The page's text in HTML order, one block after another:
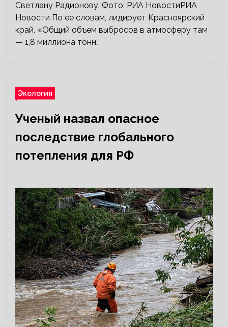
Светлану Радионову. Фото: РИА НовостиРИА
Новости По ее словам, лидирует Красноярский
край. «Общий объем выбросов в атмосферу там
— 1,8 миллиона тонн…
Экология
Ученый назвал опасное
последствие глобального
потепления для РФ